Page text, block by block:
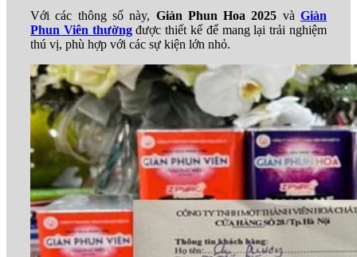
Với các thông số này, Giàn Phun Hoa 2025 vàGiàn
Phun Viên thườngđược thiết kế để mang lại trải nghiệm
thú vị, phù hợp với các sự kiện lớn nhỏ.